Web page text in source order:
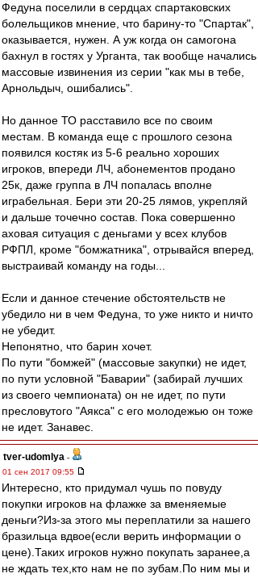
Федуна поселили в сердцах спартаковских
болельщиков мнение, что барину-то "Спартак",
оказывается, нужен. А уж когда он самогона
бахнул в гостях у Урганта, так вообще начались
массовые извинения из серии "как мы в тебе,
Арнольдыч, ошибались".
Но данное ТО расставило все по своим
местам. В команда еще с прошлого сезона
появился костяк из 5-6 реально хороших
игроков, впереди ЛЧ, абонементов продано
25к, даже группа в ЛЧ попалась вполне
играбельная. Бери эти 20-25 лямов, укрепляй
и дальше точечно состав. Пока совершенно
аховая ситуация с деньгами у всех клубов
РФПЛ, кроме "бомжатника", отрывайся вперед,
выстраивай команду на годы...
Если и данное стечение обстоятельств не
убедило ни в чем Федуна, то уже никто и ничто
не убедит.
Непонятно, что барин хочет.
По пути "бомжей" (массовые закупки) не идет,
по пути условной "Баварии" (забирай лучших
из своего чемпионата) он не идет, по пути
пресловутого "Аякса" с его молодежью он тоже
не идет. Занавес.
tver-udomlya -
01 сен 2017 09:55
Интересно, кто придумал чушь по повуду
покупки игроков на флажке за вменяемые
деньги?Из-за этого мы переплатили за нашего
бразильца вдвое(если верить информации о
цене).Таких игроков нужно покупать заранее,а
не ждать тех,кто нам не по зубам.По ним мы и